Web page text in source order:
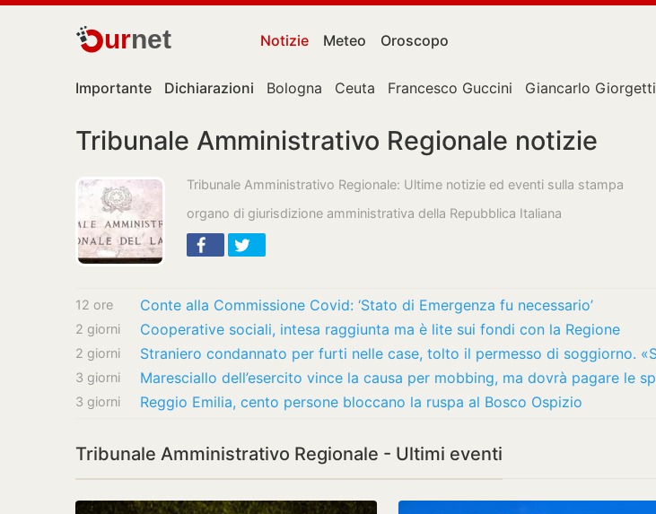
urnet Notizie Meteo Oroscopo
Importante Dichiarazioni Bologna Ceuta Francesco Guccini Giancarlo Giorgetti
Tribunale Amministrativo Regionale notizie
Tribunale Amministrativo Regionale: Ultime notizie ed eventi sulla stampa
organo di giurisdizione amministrativa della Repubblica Italiana
12 ore Conte alla Commissione Covid: ‘Stato di Emergenza fu necessario’
2 giorni Cooperative sociali, intesa raggiunta ma è lite sui fondi con la Regione
2 giorni
3 giorni
3 giorni Reggio Emilia, cento persone bloccano la ruspa al Bosco Ospizio
Tribunale Amministrativo Regionale - Ultimi eventi